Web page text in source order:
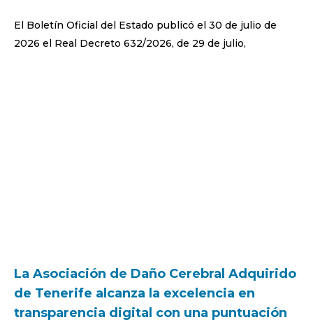
El Boletín Oficial del Estado publicó el 30 de julio de
2026 el Real Decreto 632/2026, de 29 de julio,
La Asociación de Daño Cerebral Adquirido
de Tenerife alcanza la excelencia en
transparencia digital con una puntuación